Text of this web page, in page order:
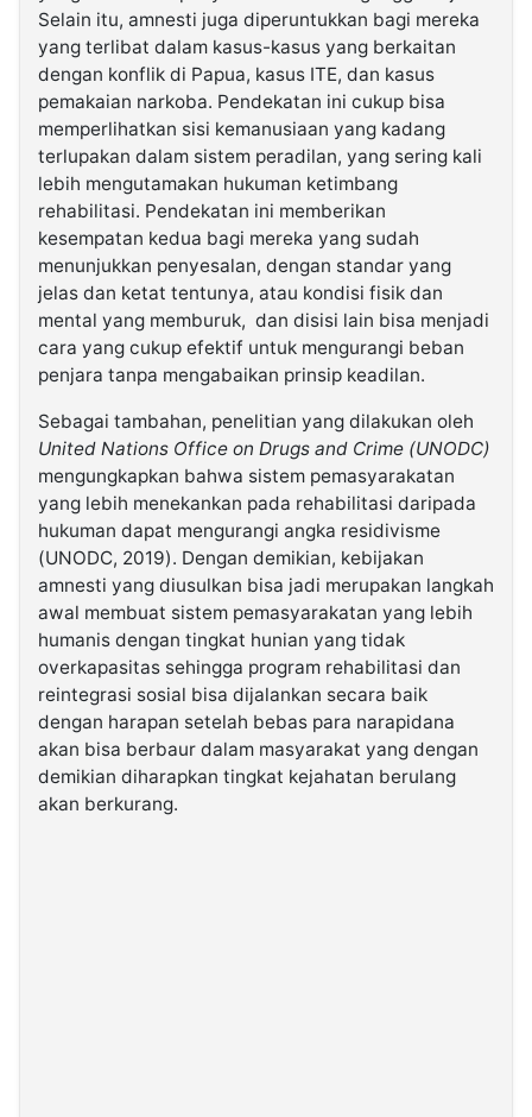
Selain itu, amnesti juga diperuntukkan bagi mereka
yang terlibat dalam kasus-kasus yang berkaitan
dengan konflik di Papua, kasus ITE, dan kasus
pemakaian narkoba. Pendekatan ini cukup bisa
memperlihatkan sisi kemanusiaan yang kadang
terlupakan dalam sistem peradilan, yang sering kali
lebih mengutamakan hukuman ketimbang
rehabilitasi. Pendekatan ini memberikan
kesempatan kedua bagi mereka yang sudah
menunjukkan penyesalan, dengan standar yang
jelas dan ketat tentunya, atau kondisi fisik dan
mental yang memburuk, dan disisi lain bisa menjadi
cara yang cukup efektif untuk mengurangi beban
penjara tanpa mengabaikan prinsip keadilan.
Sebagai tambahan, penelitian yang dilakukan oleh
United Nations Office on Drugs and Crime (UNODC)
mengungkapkan bahwa sistem pemasyarakatan
yang lebih menekankan pada rehabilitasi daripada
hukuman dapat mengurangi angka residivisme
(UNODC, 2019). Dengan demikian, kebijakan
amnesti yang diusulkan bisa jadi merupakan langkah
awal membuat sistem pemasyarakatan yang lebih
humanis dengan tingkat hunian yang tidak
overkapasitas sehingga program rehabilitasi dan
reintegrasi sosial bisa dijalankan secara baik
dengan harapan setelah bebas para narapidana
akan bisa berbaur dalam masyarakat yang dengan
demikian diharapkan tingkat kejahatan berulang
akan berkurang.